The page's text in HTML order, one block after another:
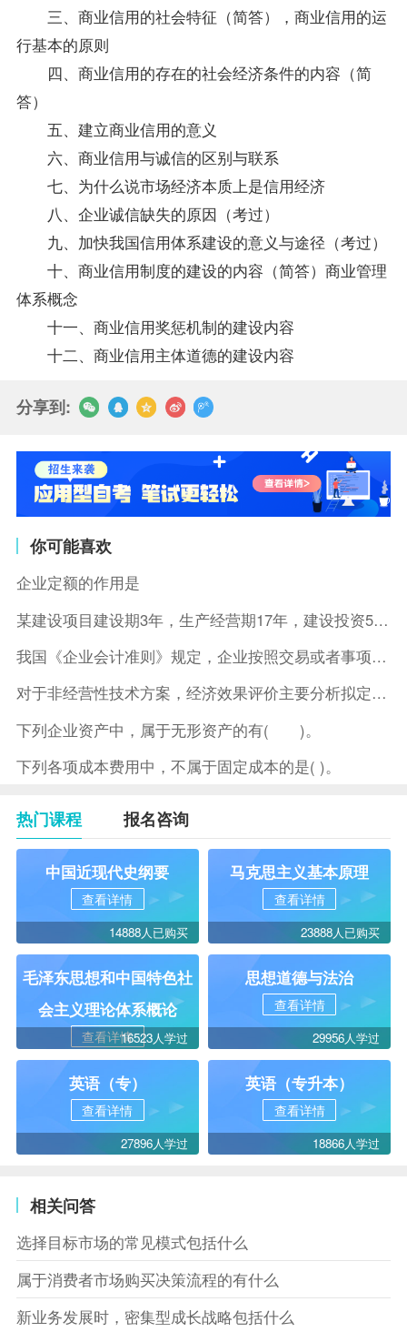
三、商业信用的社会特征（简答），商业信用的运
行基本的原则
四、商业信用的存在的社会经济条件的内容（简
答）
五、建立商业信用的意义
六、商业信用与诚信的区别与联系
七、为什么说市场经济本质上是信用经济
八、企业诚信缺失的原因（考过）
九、加快我国信用体系建设的意义与途径（考过）
十、商业信用制度的建设的内容（简答）商业管理
体系概念
十一、商业信用奖惩机制的建设内容
十二、商业信用主体道德的建设内容
分享到:
你可能喜欢
企业定额的作用是
某建设项目建设期3年，生产经营期17年，建设投资5500万元
我国《企业会计准则》规定，企业按照交易或者事项的经济特征确定
对于非经营性技术方案，经济效果评价主要分析拟定方案的( )。
下列企业资产中，属于无形资产的有( )。
下列各项成本费用中，不属于固定成本的是( )。
热门课程 报名咨询
中国近现代史纲要
查看详情
14888人已购买
马克思主义基本原理
查看详情
23888人已购买
毛泽东思想和中国特色社
会主义理论体系概论
查看详情16523人学过
思想道德与法治
查看详情
29956人学过
英语（专）
查看详情
27896人学过
英语（专升本）
查看详情
18866人学过
相关问答
选择目标市场的常见模式包括什么
属于消费者市场购买决策流程的有什么
新业务发展时，密集型成长战略包括什么